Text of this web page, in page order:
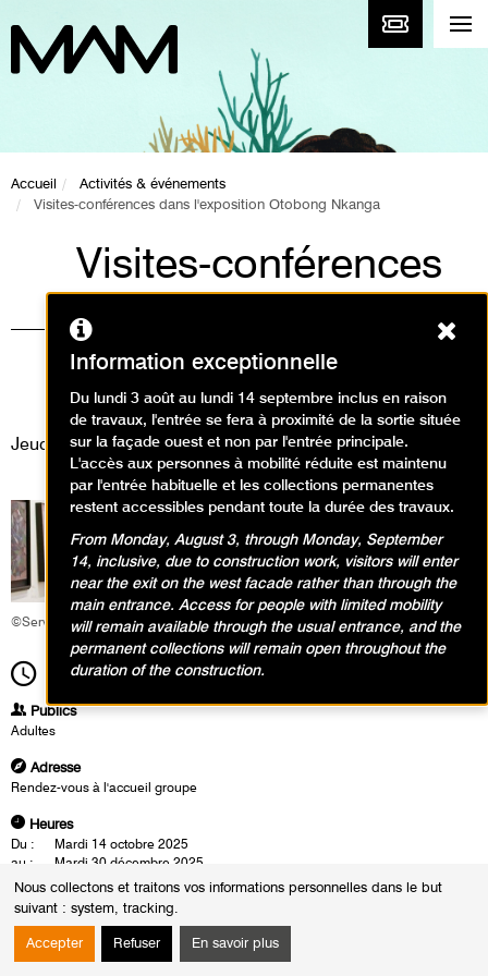
Nous collectons et traitons vos informations personnelles dans le but
suivant : system, tracking.
Accepter Refuser En savoir plus
Accueil
Activités & événements
Visites-conférences dans l'exposition Otobong Nkanga
Visites-conférences
dans l'exposition
Otobong Nkanga
Visites / Visite conférence
Jeudi 27 novembre 2025
©Service éducatif et culturel
19h00Durée1h30
Publics
Adultes
Adresse
Rendez-vous à l'accueil groupe
Heures
Du :
Mardi 14 octobre 2025
au :
Mardi 30 décembre 2025
Les :
mardis de 12h30 à 14h00
jeudis de 19h00 à 20h30
samedis de 14h00 à 15h30
Sauf :
Samedi 1 novembre 2025 de 14h00 à 15h30
Information exceptionnelle
Du lundi 3 août au lundi 14 septembre inclus en raison
de travaux, l'entrée se fera à proximité de la sortie située
sur la façade ouest et non par l'entrée principale.
L'accès aux personnes à mobilité réduite est maintenu
par l'entrée habituelle et les collections permanentes
restent accessibles pendant toute la durée des travaux.
From Monday, August 3, through Monday, September
14, inclusive, due to construction work, visitors will enter
near the exit on the west facade rather than through the
main entrance. Access for people with limited mobility
will remain available through the usual entrance, and the
permanent collections will remain open throughout the
duration of the construction.